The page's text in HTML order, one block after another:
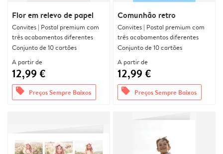
Flor em relevo de papel
Convites | Postal premium com
três acabamentos diferentes
Conjunto de 10 cartões
A partir de
12,99 €
offers Preços Sempre Baixos
Comunhão retro
Convites | Postal premium com
três acabamentos diferentes
Conjunto de 10 cartões
A partir de
12,99 €
offers Preços Sempre Baixos